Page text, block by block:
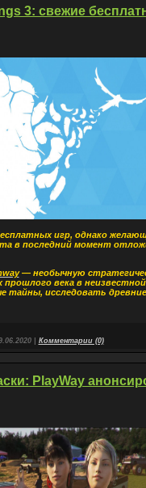
3: свежие
игр, однако
в последний момент
— необычную
прошлого века в
тайны, исследовать
Комментарии (0)
PlayWay